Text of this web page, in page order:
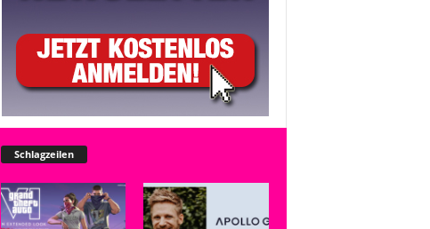
Schlagzeilen